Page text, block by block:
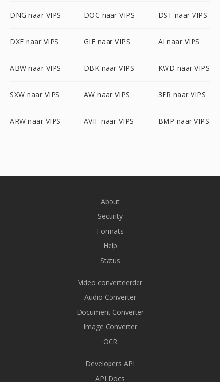
DNG naar VIPS DOC naar VIPS DST naar VIPS
DXF naar VIPS GIF naar VIPS AI naar VIPS
ABW naar VIPS DBK naar VIPS KWD naar VIPS
SXW naar VIPS AW naar VIPS 3FR naar VIPS
ARW naar VIPS AVIF naar VIPS BMP naar VIPS
About
Security
Formats
Help
Status
Video converteerder
Audio Converter
Document Converter
Image Converter
OCR
Developers API
API Docs